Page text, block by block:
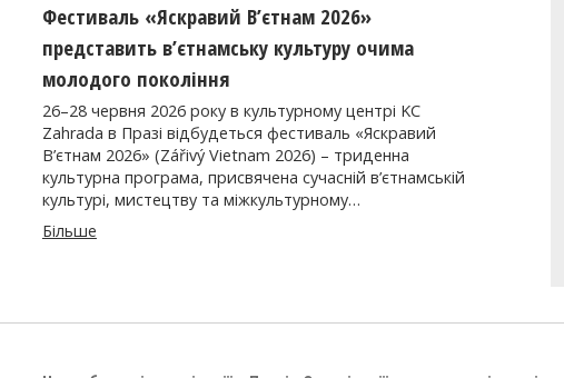
Фестиваль «Яскравий В’єтнам 2026»
представить в’єтнамську культуру очима
молодого покоління
26–28 червня 2026 року в культурному центрі KC
Zahrada в Празі відбудеться фестиваль «Яскравий
В’єтнам 2026» (Zářivý Vietnam 2026) – триденна
культурна програма, присвячена сучасній в’єтнамській
культурі, мистецтву та міжкультурному…
Більше